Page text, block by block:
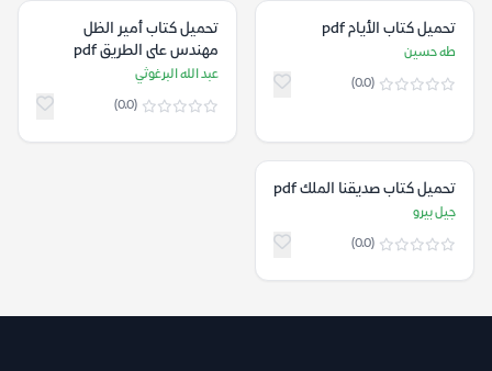
تحميل كتاب الأيام pdf
طه حسين
(0.0)
تحميل كتاب أمير الظل
مهندس على الطريق pdf
عبد الله البرغوثي
(0.0)
تحميل كتاب صديقنا الملك pdf
جيل بيرو
(0.0)